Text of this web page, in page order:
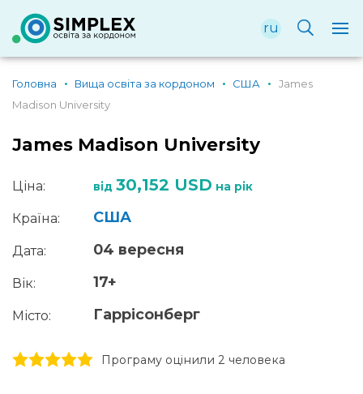
ru
Головна Вища освіта за кордоном США
James
Madison University
James Madison University
Ціна: від 30,152 USD на рік
Країна: США
Дата: 04 вересня
Вік: 17+
Місто: Гаррісонберг
5 stars
4 stars
3 stars
2 stars
1 stars Програму оцінили 2 человекa